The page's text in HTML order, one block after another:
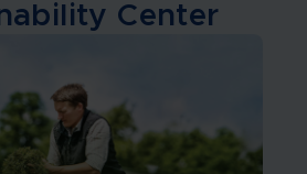
Center